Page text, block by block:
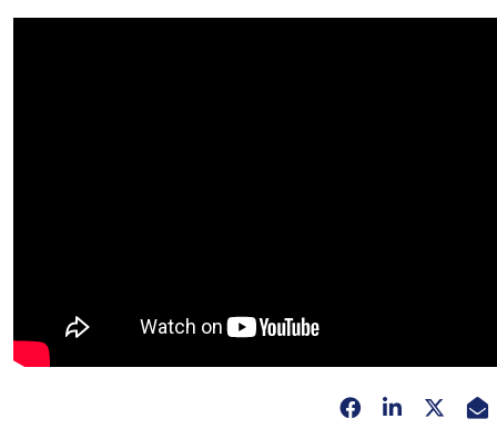
Facebook
opens in new
Linkedin
opens in
X